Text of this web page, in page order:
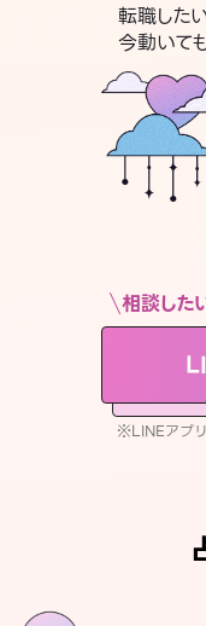
転職した
今動いて
相談した
※LINEアプ